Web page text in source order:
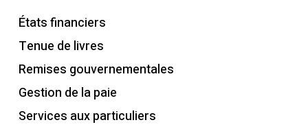
États financiers
Tenue de livres
Remises gouvernementales
Gestion de la paie
Services aux particuliers